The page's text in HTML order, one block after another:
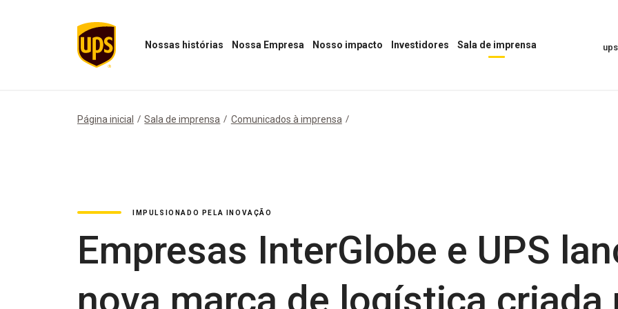
Nossas histórias Nossa Empresa Nosso impacto Investidores Sala de imprensa
Página inicial Sala de imprensa Comunicados à imprensa
IMPULSIONADO PELA INOVAÇÃO
Empresas InterGlobe e UPS